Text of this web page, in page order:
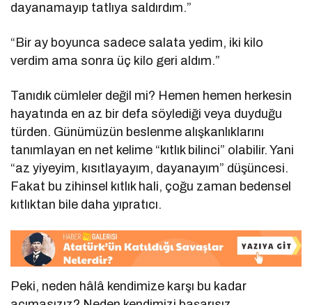
dayanamayıp tatlıya saldırdım.”
“Bir ay boyunca sadece salata yedim, iki kilo
verdim ama sonra üç kilo geri aldım.”
Tanıdık cümleler değil mi? Hemen hemen herkesin
hayatında en az bir defa söylediği veya duyduğu
türden. Günümüzün beslenme alışkanlıklarını
tanımlayan en net kelime “kıtlık bilinci” olabilir. Yani
“az yiyeyim, kısıtlayayım, dayanayım” düşüncesi.
Fakat bu zihinsel kıtlık hali, çoğu zaman bedensel
kıtlıktan bile daha yıpratıcı.
Peki, neden hâlâ kendimize karşı bu kadar